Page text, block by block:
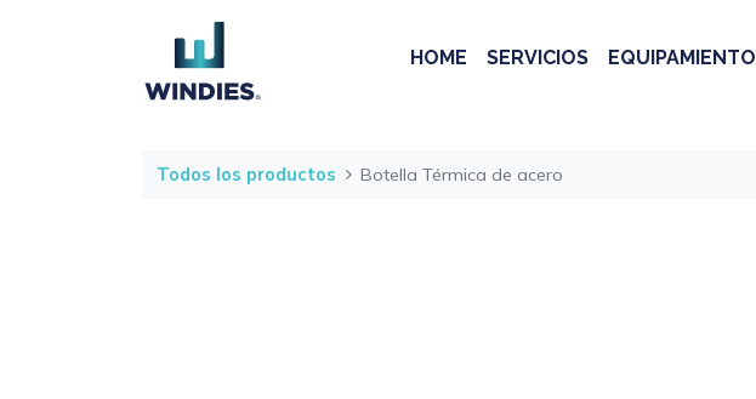
HOME SERVICIOS EQUIPAMIENTO
Todos los productos Botella Térmica de acero